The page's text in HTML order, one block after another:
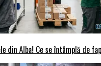
din Alba! Ce se întâmplă de